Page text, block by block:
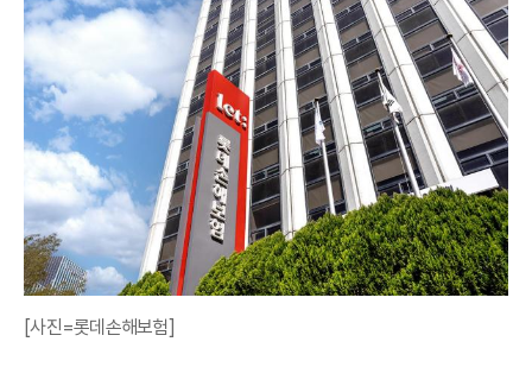
[사진=롯데손해보험]